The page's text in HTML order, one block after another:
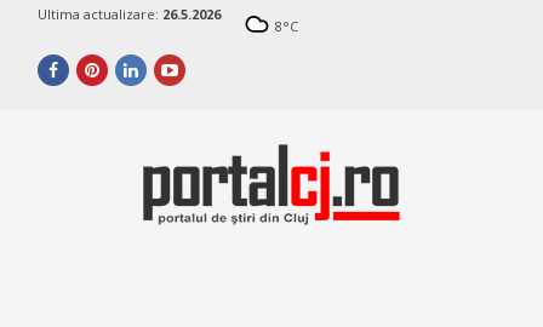
Ultima actualizare: 26.5.2026
8°C